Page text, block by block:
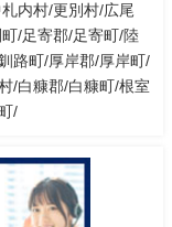
内村/更別村/広尾
/足寄郡/足寄町/陸
路町/厚岸郡/厚岸町/
/白糠郡/白糠町/根室
/